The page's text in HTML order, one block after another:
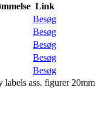
Link
Besøg
Besøg
Besøg
Besøg
Besøg
ass. figurer 20mm